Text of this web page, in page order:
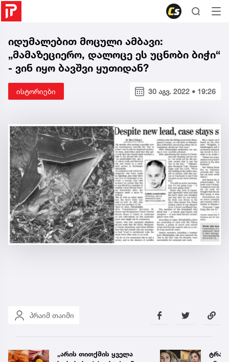
იდუმალებით მოცული ამბავი:
„მამაზეციერო, დალოცე ეს უცნობი ბიჭი“
- ვინ იყო ბავშვი ყუთიდან?
ისტორიები 30 აგვ. 2022 • 19:26
პრაიმ თაიმი
„არის თითქმის ყველა